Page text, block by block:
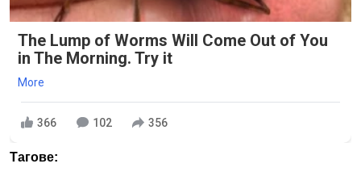
The Lump of Worms Will Come Out of You
in The Morning. Try it
More
366 102 356
Тагове: